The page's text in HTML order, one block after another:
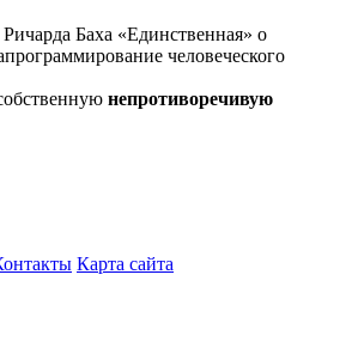
Баха «Единственная» о
человеческого
непротиворечивую
Карта сайта